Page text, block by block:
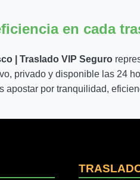
en cada
| Traslado VIP Seguro
privado y disponible las 24
apostar por tranquilidad,